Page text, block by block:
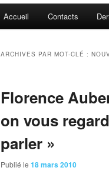
Accueil Contacts
ARCHIVES PAR MOT-CLÉ :
Florence
on vous
parler »
Publié le 18 mars 2010